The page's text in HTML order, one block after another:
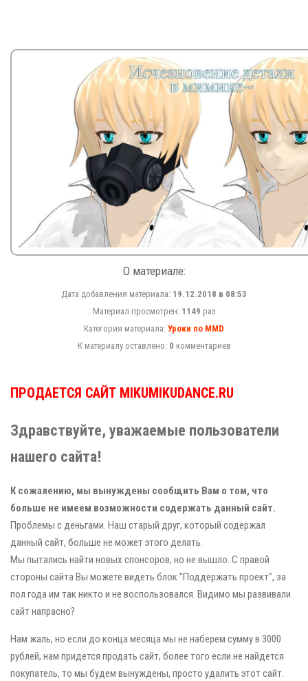
О материале:
Дата добавления материала: 19.12.2018 в 08:53
Материал просмотрен: 1149 раз
Категория материала: Уроки по MMD
К материалу оставлено: 0 комментариев
ПРОДАЕТСЯ САЙТ MIKUMIKUDANCE.RU
Здравствуйте, уважаемые пользователи
нашего сайта!
К сожалению, мы вынуждены сообщить Вам о том, что
больше не имеем возможности содержать данный сайт.
Проблемы с деньгами. Наш старый друг, который содержал
данный сайт, больше не может этого делать.
Мы пытались найти новых спонсоров, но не вышло. С правой
стороны сайта Вы можете видеть блок "Поддержать проект", за
пол года им так никто и не воспользовался. Видимо мы развивали
сайт напрасно?
Нам жаль, но если до конца месяца мы не наберем сумму в 3000
рублей, нам придется продать сайт, более того если не найдется
покупатель, то мы будем вынуждены, просто удалить этот сайт.